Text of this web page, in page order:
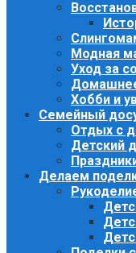
Модная
Уход за
Хобби и
Семейный
Отдых с
Детский
Делаем